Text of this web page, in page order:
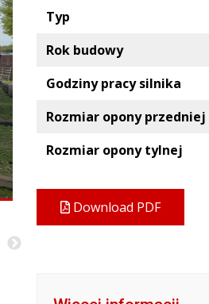
Typ
Rok budowy
Godziny pracy silnika
Rozmiar opony przedniej
Rozmiar opony tylnej
Download PDF